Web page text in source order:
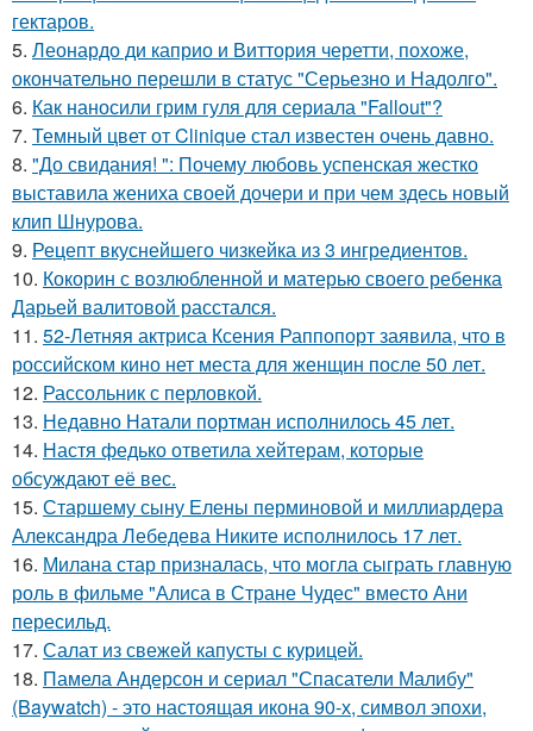
гектаров.
5. Леонардо ди каприо и Виттория черетти, похоже,
окончательно перешли в статус "Серьезно и Надолго".
6. Как наносили грим гуля для сериала "Fallout"?
7. Темный цвет от Clinique стал известен очень давно.
8. "До свидания! ": Почему любовь успенская жестко
выставила жениха своей дочери и при чем здесь новый
клип Шнурова.
9. Рецепт вкуснейшего чизкейка из 3 ингредиентов.
10. Кокорин с возлюбленной и матерью своего ребенка
Дарьей валитовой расстался.
11. 52-Летняя актриса Ксения Раппопорт заявила, что в
российском кино нет места для женщин после 50 лет.
12. Рассольник с перловкой.
13. Недавно Натали портман исполнилось 45 лет.
14. Настя федько ответила хейтерам, которые
обсуждают её вес.
15. Старшему сыну Елены перминовой и миллиардера
Александра Лебедева Никите исполнилось 17 лет.
16. Милана стар призналась, что могла сыграть главную
роль в фильме "Алиса в Стране Чудес" вместо Ани
пересильд.
17. Салат из свежей капусты с курицей.
18. Памела Андерсон и сериал "Спасатели Малибу"
(Baywatch) - это настоящая икона 90-х, символ эпохи,